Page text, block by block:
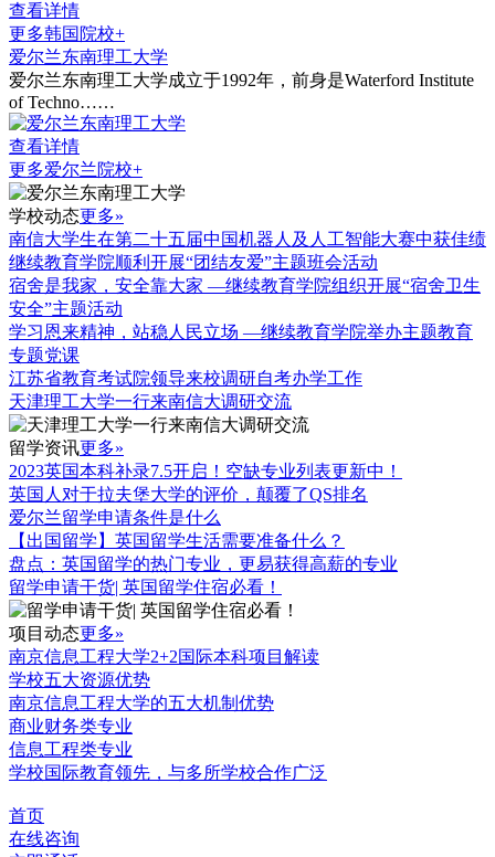
查看详情
更多韩国院校+
爱尔兰东南理工大学
爱尔兰东南理工大学成立于1992年，前身是Waterford Institute
of Techno……
查看详情
更多爱尔兰院校+
学校动态更多»
南信大学生在第二十五届中国机器人及人工智能大赛中获佳绩
继续教育学院顺利开展“团结友爱”主题班会活动
宿舍是我家，安全靠大家 —继续教育学院组织开展“宿舍卫生
安全”主题活动
学习恩来精神，站稳人民立场 —继续教育学院举办主题教育
专题党课
江苏省教育考试院领导来校调研自考办学工作
天津理工大学一行来南信大调研交流
留学资讯更多»
2023英国本科补录7.5开启！空缺专业列表更新中！
英国人对于拉夫堡大学的评价，颠覆了QS排名
爱尔兰留学申请条件是什么
【出国留学】英国留学生活需要准备什么？
盘点：英国留学的热门专业，更易获得高薪的专业
留学申请干货| 英国留学住宿必看！
项目动态更多»
南京信息工程大学2+2国际本科项目解读
学校五大资源优势
南京信息工程大学的五大机制优势
商业财务类专业
信息工程类专业
学校国际教育领先，与多所学校合作广泛
首页
在线咨询